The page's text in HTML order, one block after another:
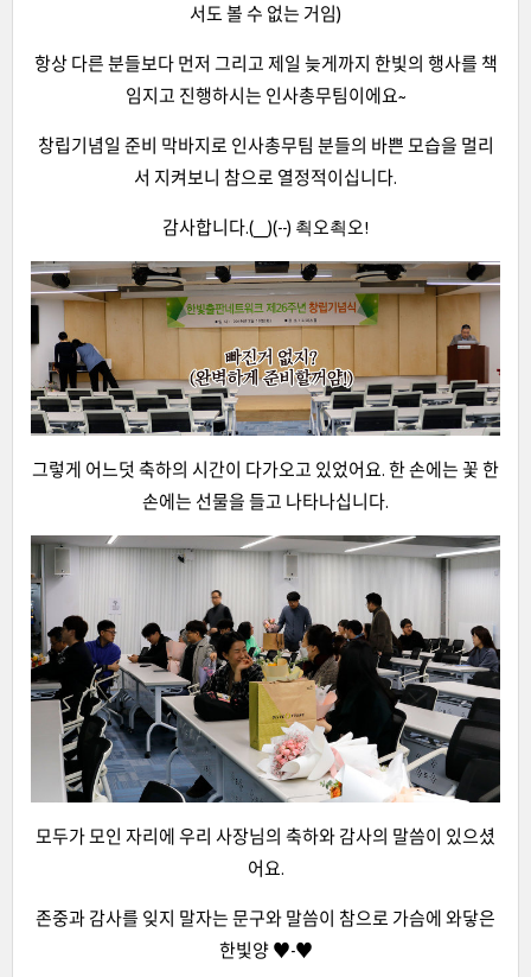
서도 볼 수 없는 거임)
항상 다른 분들보다 먼저 그리고 제일 늦게까지 한빛의 행사를 책
임지고 진행하시는 인사총무팀이에요~
창립기념일 준비 막바지로 인사총무팀 분들의 바쁜 모습을 멀리
서 지켜보니 참으로 열정적이십니다.
감사합니다.(__)(--) 쵝오쵝오!
그렇게 어느덧 축하의 시간이 다가오고 있었어요. 한 손에는 꽃 한
손에는 선물을 들고 나타나십니다.
모두가 모인 자리에 우리 사장님의 축하와 감사의 말씀이 있으셨
어요.
존중과 감사를 잊지 말자는 문구와 말씀이 참으로 가슴에 와닿은
한빛양 ♥-♥